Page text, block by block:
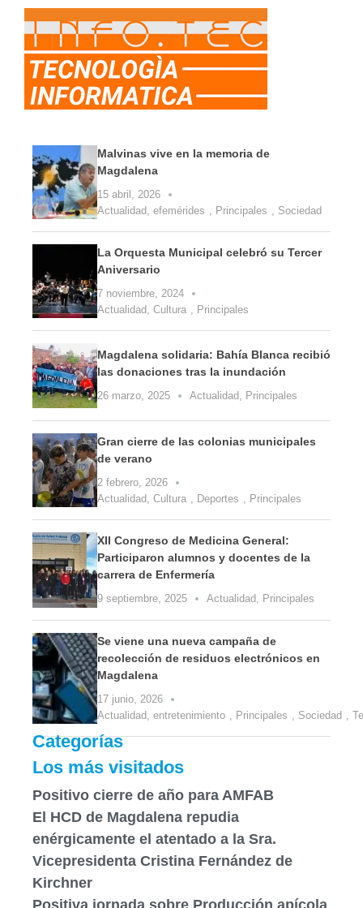
Malvinas vive en la memoria de
Magdalena
15 abril, 2026
Actualidad efemérides Principales Sociedad
La Orquesta Municipal celebró su Tercer
Aniversario
7 noviembre, 2024
Actualidad Cultura Principales
Magdalena solidaria: Bahía Blanca recibió
las donaciones tras la inundación
26 marzo, 2025 Actualidad Principales
Gran cierre de las colonias municipales
de verano
2 febrero, 2026
Actualidad Cultura Deportes Principales
XII Congreso de Medicina General:
Participaron alumnos y docentes de la
carrera de Enfermería
9 septiembre, 2025 Actualidad Principales
Se viene una nueva campaña de
recolección de residuos electrónicos en
Magdalena
17 junio, 2026
Actualidad entretenimiento Principales Sociedad
Categorías
Los más visitados
Positivo cierre de año para AMFAB
El HCD de Magdalena repudia
enérgicamente el atentado a la Sra.
Vicepresidenta Cristina Fernández de
Kirchner
Positiva jornada sobre Producción apícola